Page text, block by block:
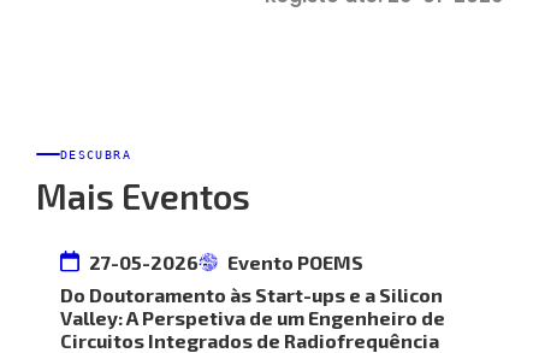
DESCUBRA
Mais Eventos
27-05-2026
Evento POEMS
Do Doutoramento às Start-ups e a Silicon
Valley: A Perspetiva de um Engenheiro de
Circuitos Integrados de Radiofrequência